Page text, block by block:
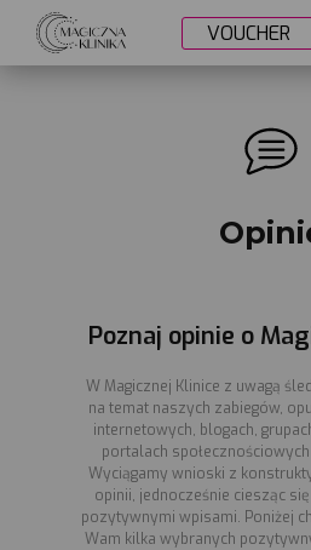
VOUCHER
Nasi
Poznaj opinie o
W Magicznej Klinice z uwagą
na temat naszych zabiegów,
internetowych, blogach,
portalach
Wyciągamy wnioski z
opinii, jednocześnie ciesząc
pozytywnymi wpisami. Poniżej
Wam kilka wybranych